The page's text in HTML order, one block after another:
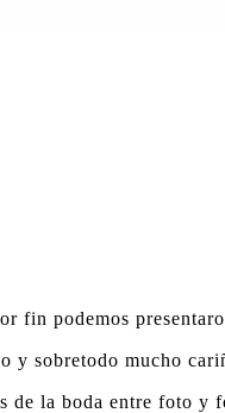
fin podemos
y sobretodo mucho
de la boda entre foto y